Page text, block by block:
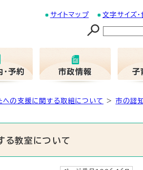
サイトマップ 文字サイズ
への支援に関する取組について > 市の認
る教室について